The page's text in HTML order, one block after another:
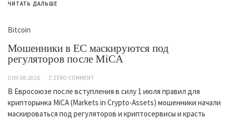
ЧИТАТЬ ДАЛЬШЕ
Bitcoin
Мошенники в ЕС маскируются под
регуляторов после MiCA
09.08.2026 ZERO COMMENT
В Евросоюзе после вступления в силу 1 июля правил для
крипторынка MiCA (Markets in Crypto-Assets) мошенники начали
маскироваться под регуляторов и криптосервисы и красть